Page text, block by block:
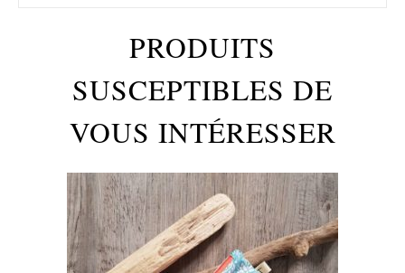
PRODUITS
SUSCEPTIBLES DE
VOUS INTÉRESSER